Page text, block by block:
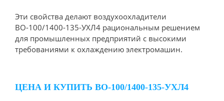
Эти свойства делают воздухоохладители
ВО-100/1400-135-УХЛ4 рациональным решением
для промышленных предприятий с высокими
требованиями к охлаждению электромашин.
ЦЕНА И КУПИТЬ ВО-100/1400-135-УХЛ4